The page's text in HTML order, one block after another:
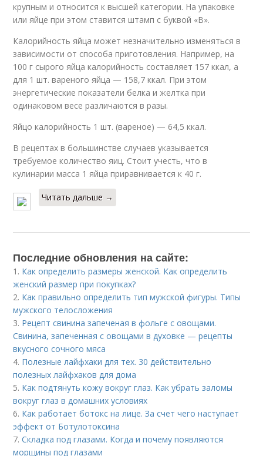
крупным и относится к высшей категории. На упаковке
или яйце при этом ставится штамп с буквой «В».
Калорийность яйца может незначительно изменяться в
зависимости от способа приготовления. Например, на
100 г сырого яйца калорийность составляет 157 ккал, а
для 1 шт. вареного яйца — 158,7 ккал. При этом
энергетические показатели белка и желтка при
одинаковом весе различаются в разы.
Яйцо калорийность 1 шт. (вареное) — 64,5 ккал.
В рецептах в большинстве случаев указывается
требуемое количество яиц. Стоит учесть, что в
кулинарии масса 1 яйца приравнивается к 40 г.
Читать дальше →
Последние обновления на сайте:
1. Как определить размеры женской. Как определить
женский размер при покупках?
2. Как правильно определить тип мужской фигуры. Типы
мужского телосложения
3. Рецепт свинина запеченая в фольге с овощами.
Свинина, запеченная с овощами в духовке — рецепты
вкусного сочного мяса
4. Полезные лайфхаки для тех. 30 действительно
полезных лайфхаков для дома
5. Как подтянуть кожу вокруг глаз. Как убрать заломы
вокруг глаз в домашних условиях
6. Как работает ботокс на лице. За счет чего наступает
эффект от Ботулотоксина
7.Складка под глазами. Когда и почему появляются
морщины под глазами